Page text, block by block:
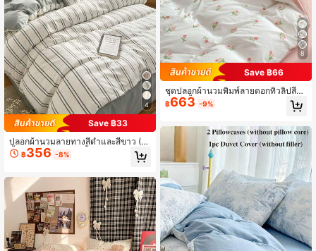
4
Save ฿33
ปลอกผ้านวมลายทางสีดำและสีขาว (1
ชิ้น ปลอกผ้านวมเท่านั้น) สไตล์มินิมอล
นอร์ดิก ไม่มีไส้ เหมาะสำหรับทุกฤดูกาล
ตียงคิงไซส์ ตกแต่งหอพักกลับโรงเรียน
ตกแต่งวิทยาลัย
฿356 -8%
8
Save ฿66
ชุดปลอกผ้านวมพิมพ์ลายดอกทิวลิปสีช
มพู 4 ชิ้น นุ่มและระบายอากาศได้ดี พิม
พ์ลายดอกไม้สดใสโรแมนติก เหมาะสำ
รื่องได้ ตกแต่งห้อง กลับไปโรงเรียน (1*
ปลอกผ้านวม, 1*ผ้าปูที่นอน, 2*ปลอกห
มอน, ไม่มีไส้)
฿663 -9%